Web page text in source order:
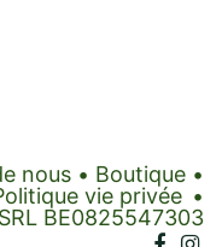
nous • Boutique •
vie privée •
BE0825547303